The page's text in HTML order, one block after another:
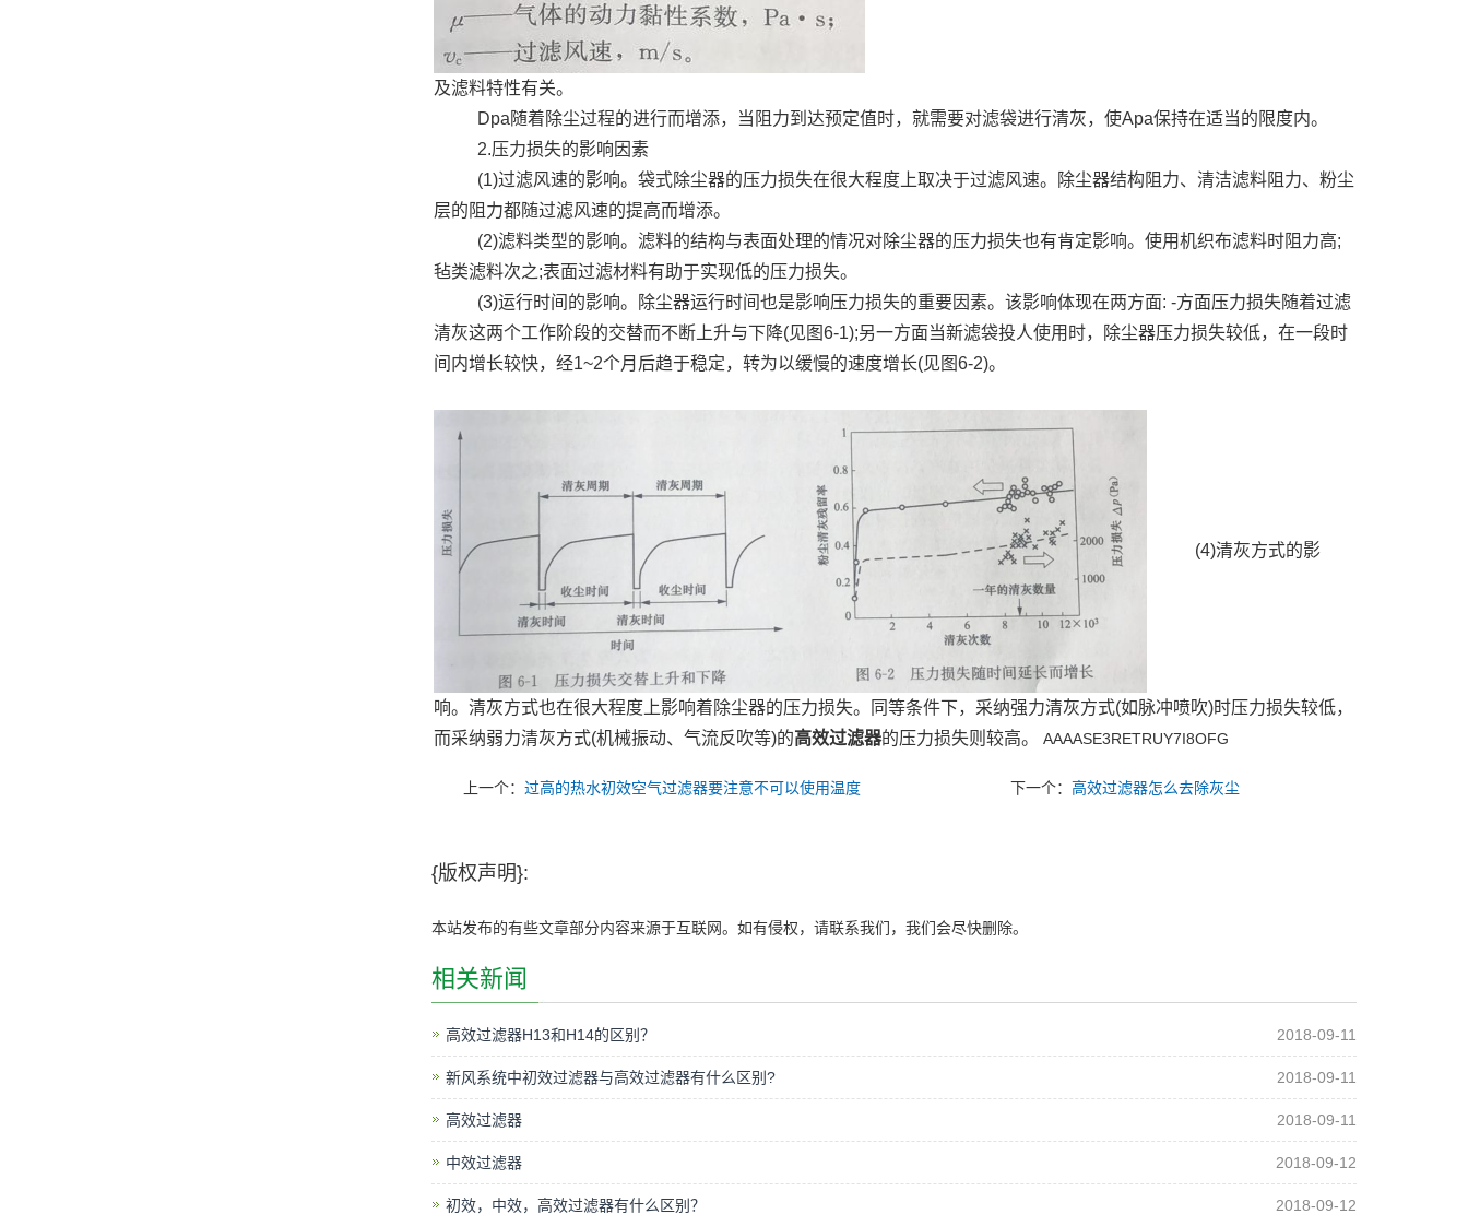
及滤料特性有关。
Dpa随着除尘过程的进行而增添，当阻力到达预定值时，就需要对滤袋进行清灰，使Apa保持在适当的限度内。
2.压力损失的影响因素
(1)过滤风速的影响。袋式除尘器的压力损失在很大程度上取决于过滤风速。除尘器结构阻力、清洁滤料阻力、粉尘
层的阻力都随过滤风速的提高而增添。
(2)滤料类型的影响。滤料的结构与表面处理的情况对除尘器的压力损失也有肯定影响。使用机织布滤料时阻力高;
毡类滤料次之;表面过滤材料有助于实现低的压力损失。
(3)运行时间的影响。除尘器运行时间也是影响压力损失的重要因素。该影响体现在两方面: -方面压力损失随着过滤
清灰这两个工作阶段的交替而不断上升与下降(见图6-1);另一方面当新滤袋投人使用时，除尘器压力损失较低，在一段时
间内增长较快，经1~2个月后趋于稳定，转为以缓慢的速度增长(见图6-2)。
(4)清灰方式的影
响。清灰方式也在很大程度上影响着除尘器的压力损失。同等条件下，采纳强力清灰方式(如脉冲喷吹)时压力损失较低，
而采纳弱力清灰方式(机械振动、气流反吹等)的高效过滤器的压力损失则较高。 AAAASE3RETRUY7I8OFG
上一个：过高的热水初效空气过滤器要注意不可以使用温度 下一个：高效过滤器怎么去除灰尘
{版权声明}:
本站发布的有些文章部分内容来源于互联网。如有侵权，请联系我们，我们会尽快删除。
相关新闻
高效过滤器H13和H14的区别？ 2018-09-11
新风系统中初效过滤器与高效过滤器有什么区别? 2018-09-11
高效过滤器 2018-09-11
中效过滤器 2018-09-12
初效，中效，高效过滤器有什么区别？ 2018-09-12